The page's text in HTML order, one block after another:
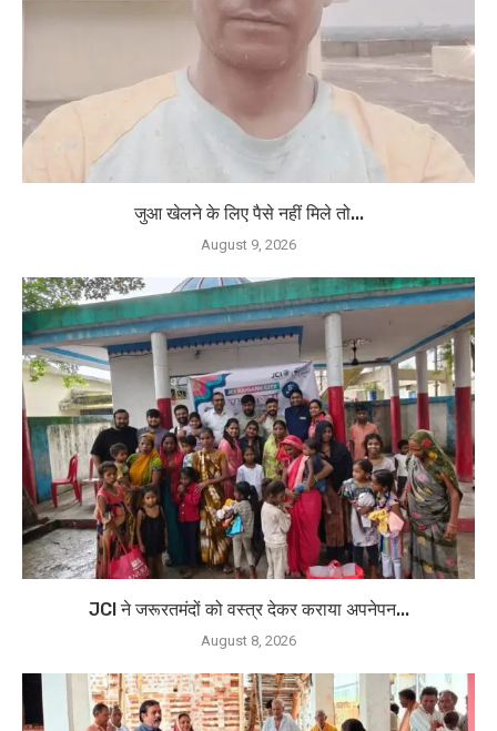
जुआ खेलने के लिए पैसे नहीं मिले तो...
August 9, 2026
JCI ने जरूरतमंदों को वस्त्र देकर कराया अपनेपन...
August 8, 2026